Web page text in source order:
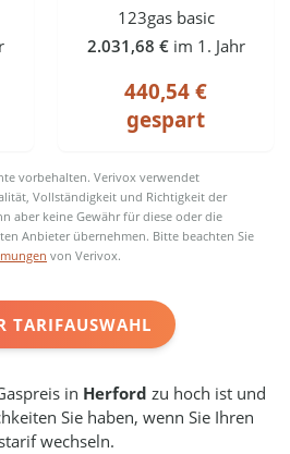
123gas basic
2.031,68 € im 1. Jahr
440,54 €
gespart
vorbehalten. Verivox verwendet
Vollständigkeit und Richtigkeit der
aber keine Gewähr für diese oder die
Anbieter übernehmen. Bitte beachten Sie
von Verivox.
TARIFAUSWAHL
in Herford zu hoch ist und
Sie haben, wenn Sie Ihren
wechseln.